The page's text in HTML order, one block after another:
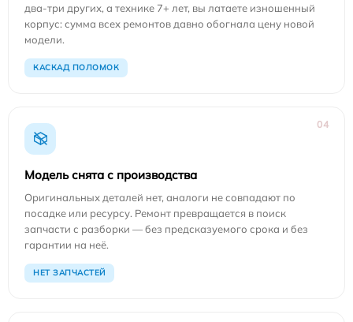
два-три других, а технике 7+ лет, вы латаете изношенный
корпус: сумма всех ремонтов давно обогнала цену новой
модели.
КАСКАД ПОЛОМОК
04
Модель снята с производства
Оригинальных деталей нет, аналоги не совпадают по
посадке или ресурсу. Ремонт превращается в поиск
запчасти с разборки — без предсказуемого срока и без
гарантии на неё.
НЕТ ЗАПЧАСТЕЙ